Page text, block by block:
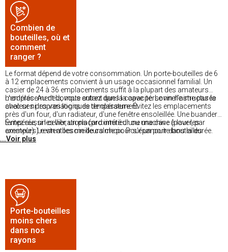
Combien de
bouteilles, où et
comment
ranger ?
Le format dépend de votre consommation. Un porte-bouteilles de 6
à 12 emplacements convient à un usage occasionnel familial. Un
casier de 24 à 36 emplacements suffit à la plupart des amateurs
modérés. Au-delà, vous entrez dans la cave personnelle structurée
avec ses propres logiques de classement.
L'emplacement compte autant que la capacité. Le vin n'aime pas la
chaleur ni les variations de température. Évitez les emplacements
près d'un four, d'un radiateur, d'une fenêtre ensoleillée. Une buanderie
tempérée, un cellier, un placard intérieur ou une cave (pour les
amateurs) restent les meilleurs choix. Pour un porte-bouteilles
décoratif dans un salon, limitez l'usage aux bouteilles à consommer
Évitez aussi les vibrations (proximité d'une machine à laver, par
exemple). Le vin a besoin de calme pour s'épanouir dans la durée.
...Voir plus
Porte-bouteilles
moins chers
dans nos
rayons